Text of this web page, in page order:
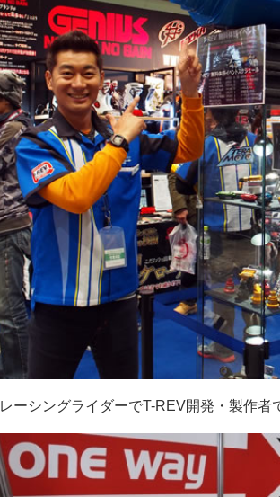
レーシングライダーでT-REV開発・製作者